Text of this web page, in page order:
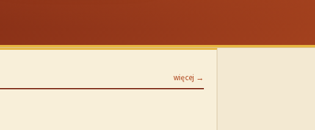
więcej →